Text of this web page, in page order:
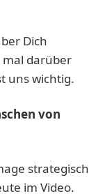
Dich
mal darüber
uns wichtig.
von
strategisch
im Video.